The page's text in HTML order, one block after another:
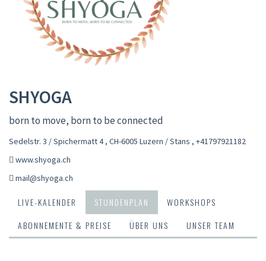
SHYOGA
born to move, born to be connected
Sedelstr. 3 / Spichermatt 4 , CH-6005 Luzern / Stans , +41797921182
www.shyoga.ch
mail@shyoga.ch
LIVE-KALENDER STUNDENPLAN
WORKSHOPS
ABONNEMENTE & PREISE
ÜBER UNS UNSER TEAM